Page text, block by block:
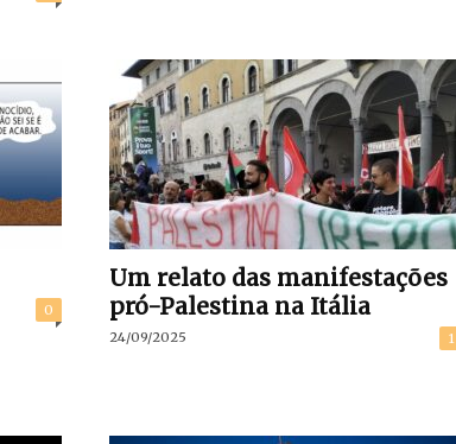
0
Um relato das manifestações
pró-Palestina na Itália
24/09/2025 1